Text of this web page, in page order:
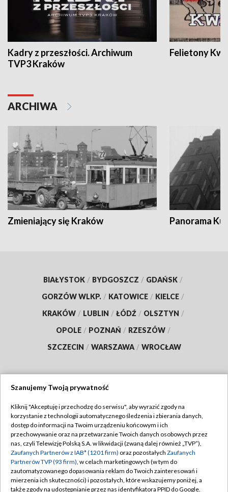
Kadry z przeszłości. Archiwum
TVP3 Kraków
Felietony
ARCHIWA
Zmieniający się Kraków Panorama
BIAŁYSTOK / BYDGOSZCZ / GDAŃSK /
GORZÓW WLKP. / KATOWICE / KIELCE /
KRAKÓW / LUBLIN / ŁÓDŹ / OLSZTYN /
OPOLE / POZNAŃ / RZESZÓW /
SZCZECIN / WARSZAWA / WROCŁAW
TVP
Abonament TVP
Emisja w TVP
Centrum informacji TVP
Naziemna Telewizja Cyfrowa
Regulamin TVP
Polityka prywatności
Moje zgody
Pomoc
Szanujemy Twoją prywatność
Kliknij "Akceptuję i przechodzę do serwisu", aby wyrazić zgody na
korzystanie z technologii automatycznego śledzenia i zbierania danych,
dostęp do informacji na Twoim urządzeniu końcowym i ich
przechowywanie oraz na przetwarzanie Twoich danych osobowych przez
nas, czyli Telewizję Polską S.A. w likwidacji (zwaną dalej również „TVP”),
Zaufanych Partnerów z IAB* (1201 firm) oraz pozostałych Zaufanych
Partnerów TVP (93 firm), w celach marketingowych (w tym do
zautomatyzowanego dopasowania reklam do Twoich zainteresowań i
mierzenia ich skuteczności) i pozostałych, które wskazujemy poniżej, a
także zgody na udostępnianie przez nas identyfikatora PPID do Google.